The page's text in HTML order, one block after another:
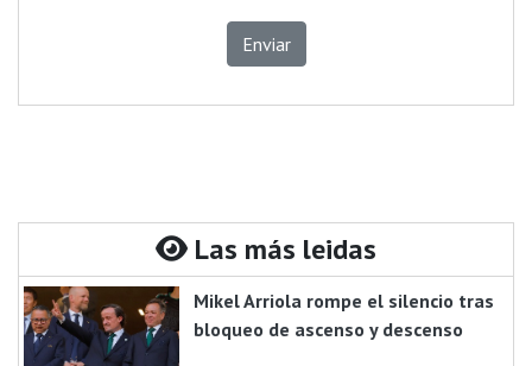
Enviar
Las más leidas
Mikel Arriola rompe el silencio tras
bloqueo de ascenso y descenso